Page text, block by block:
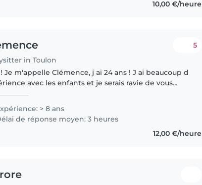
10,00 €/heure
in Toulon
5
Je m'appelle Clémence, j ai 24 ans ! J ai beaucoup d
avec les enfants et je serais ravie de vous
> 8 ans
de réponse moyen: 3 heures
12,00 €/heure